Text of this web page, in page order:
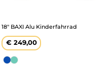
18" BAXI Alu Kinderfahrrad
Regulärer
Preis
€ 249,00
BlauTürkis